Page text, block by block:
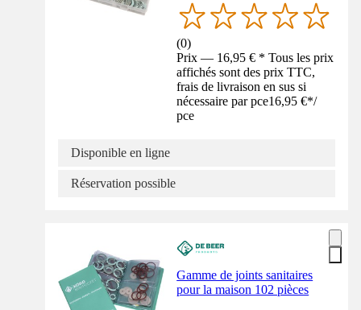
(0)
Prix — 16,95 € * Tous les prix
affichés sont des prix TTC,
frais de livraison en sus si
nécessaire par pce16,95 €*/
pce
Disponible en ligne
Réservation possible
Gamme de joints sanitaires
pour la maison 102 pièces